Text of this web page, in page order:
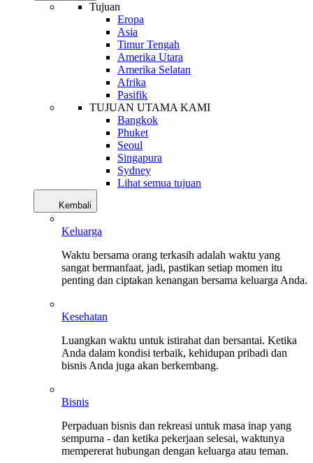
Tujuan
Eropa
Asia
Timur Tengah
Amerika Utara
Amerika Selatan
Afrika
Pasifik
TUJUAN UTAMA KAMI
Bangkok
Phuket
Seoul
Singapura
Sydney
Lihat semua tujuan
Kembali
Keluarga
Waktu bersama orang terkasih adalah waktu yang
sangat bermanfaat, jadi, pastikan setiap momen itu
penting dan ciptakan kenangan bersama keluarga Anda.
Kesehatan
Luangkan waktu untuk istirahat dan bersantai. Ketika
Anda dalam kondisi terbaik, kehidupan pribadi dan
bisnis Anda juga akan berkembang.
Bisnis
Perpaduan bisnis dan rekreasi untuk masa inap yang
sempurna - dan ketika pekerjaan selesai, waktunya
mempererat hubungan dengan keluarga atau teman.